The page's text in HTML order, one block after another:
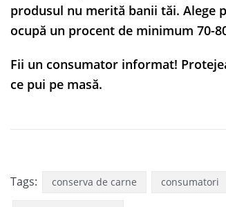
produsul nu merită banii tăi. Alege
ocupă un procent de minimum 70-
Fii un consumator informat!
ce pui pe masă.
Tags: conserva de carne consumatori